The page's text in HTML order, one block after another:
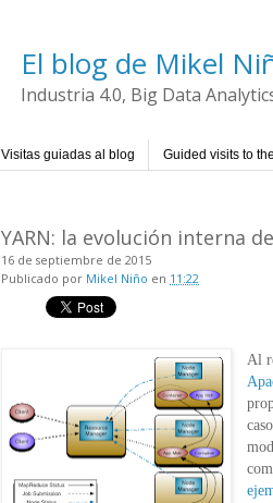
El blog de Mikel
Industria 4.0, Big Data
Visitas guiadas al blog Guided visits to
YARN: la evolución interna
16 de septiembre de 2015
Publicado por Mikel Niño en 11:22
Al